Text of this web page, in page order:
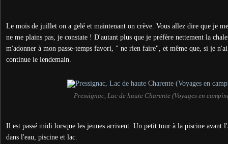
Le mois de juillet on a gelé et maintenant on crève. Vous allez dire que je
ne me plains pas, je constate ! D'autant plus que je préfère nettement la
m'adonner à mon passe-temps favori, " ne rien faire", et même que, si je
continue le lendemain.
Pressignac, Lac de haute Charente (Voyages en
Il est passé midi lorsque les jeunes arrivent. Un petit tour à la piscine avant
dans l'eau, piscine et lac.